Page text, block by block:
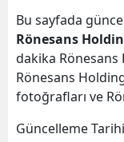
Bu sayfada
Rönesans
dakika
Rönesans
fotoğrafları ve
Güncelleme